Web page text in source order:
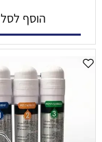
הוסף לסל